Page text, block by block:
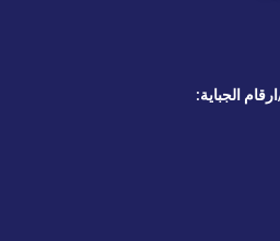
الجباية: